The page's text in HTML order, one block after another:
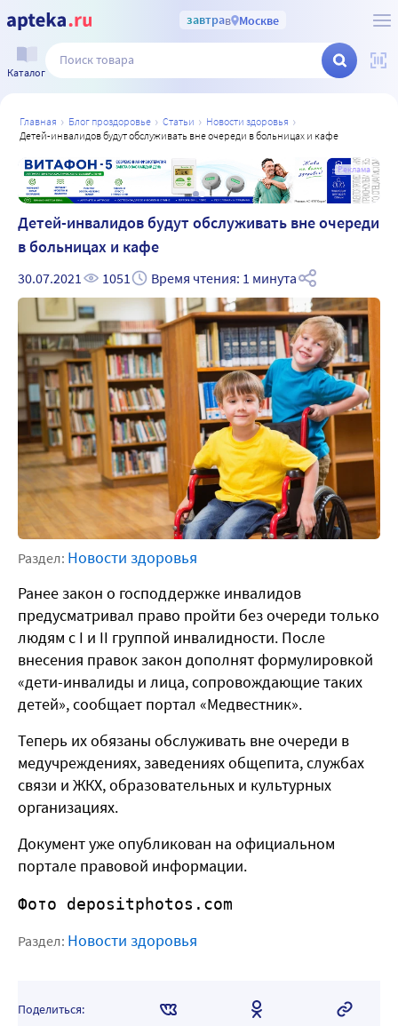
завтрав Москве
Каталог
главная блог проздоровье статьи
новости здоровья
детей-инвалидов будут обслуживать вне очереди в больницах и кафе
Реклама
Детей-инвалидов будут обслуживать вне очереди
в больницах и кафе
30.07.2021 1051 Время чтения: 1 минута
Раздел: Новости здоровья
Ранее закон о господдержке инвалидов
предусматривал право пройти без очереди только
людям с I и II группой инвалидности. После
внесения правок закон дополнят формулировкой
«дети-инвалиды и лица, сопровождающие таких
детей», сообщает портал «Медвестник».
Теперь их обязаны обслуживать вне очереди в
медучреждениях, заведениях общепита, службах
связи и ЖКХ, образовательных и культурных
организациях.
Документ уже опубликован на официальном
портале правовой информации.
Фото depositphotos.com
Раздел: Новости здоровья
Поделиться: